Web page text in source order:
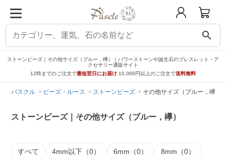
search
ストーンビーズ｜その他サイズ（ブルー，欅）｜パワーストーンや誕生石のブレスレット・ア
クセサリー通販サイト
12時までのご注文で最短翌日にお届け 10,000円以上のご注文で送料無料
パスクル ビーズ・ルース ストーンビーズ その他サイズ（ブルー，欅）
ストーンビーズ｜その他サイズ（ブルー，欅）
すべて 4mm以下（0） 6mm（0） 8mm（0）